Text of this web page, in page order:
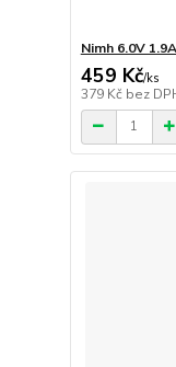
Nimh 6.0V
459 Kč/ks
379 Kč bez